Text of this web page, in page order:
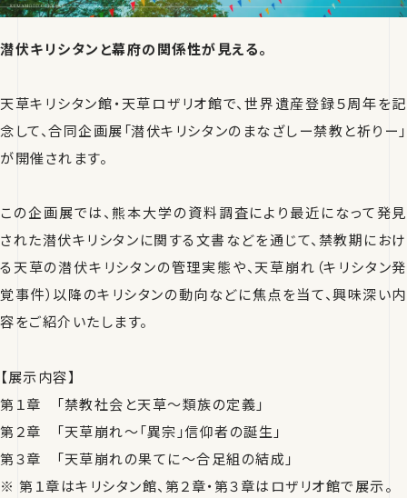
潜伏キリシタンと幕府の関係性が見える。
天草キリシタン館・天草ロザリオ館で、世界遺産登録５周年を記
念して、合同企画展「潜伏キリシタンのまなざしー禁教と祈りー」
が開催されます。
この企画展では、熊本大学の資料調査により最近になって発見
された潜伏キリシタンに関する文書などを通じて、禁教期におけ
る天草の潜伏キリシタンの管理実態や、天草崩れ（キリシタン発
覚事件）以降のキリシタンの動向などに焦点を当て、興味深い内
容をご紹介いたします。
【展示内容】
第１章 「禁教社会と天草〜類族の定義」
第２章 「天草崩れ〜「異宗」信仰者の誕生」
第３章 「天草崩れの果てに〜合足組の結成」
※ 第１章はキリシタン館、第２章・第３章はロザリオ館で展示。